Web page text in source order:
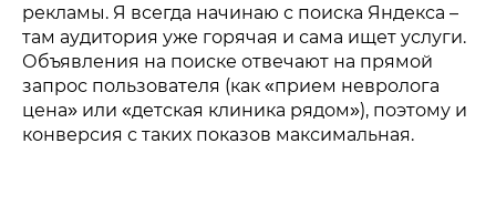
рекламы. Я всегда начинаю с поиска Яндекса –
там аудитория уже горячая и сама ищет услуги.
Объявления на поиске отвечают на прямой
запрос пользователя (как «прием невролога
цена» или «детская клиника рядом»), поэтому и
конверсия с таких показов максимальная.